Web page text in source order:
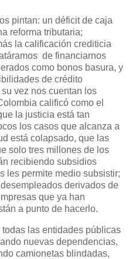
pintan: un déficit de caja
reforma tributaria;
la calificación crediticia
de financiarnos
como bonos basura, y
de crédito
vez nos cuentan los
calificó como el
la justicia está tan
los casos que alcanza a
está colapsado, que las
solo tres millones de los
recibiendo subsidios
les permite medio subsistir;
derivados de
que ya han
a punto de hacerlo.
todas las entidades públicas
nuevas dependencias,
camionetas blindadas,